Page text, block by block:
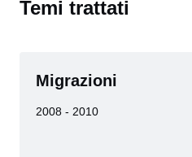
Temi trattati
Migrazioni
2008 - 2010